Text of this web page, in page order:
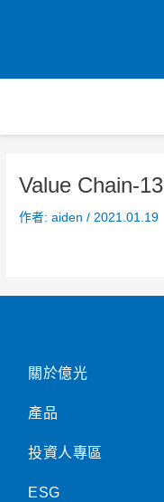
Value Chain-13
作者:aiden/ 2021.01.19
關於億光
產品
投資人專區
ESG